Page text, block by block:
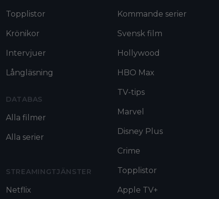
Topplistor
Krönikor
Intervjuer
Långläsning
DATABAS
Alla filmer
Alla serier
STREAMINGTJÄNSTER
Netflix
Kommande serier
Svensk film
Hollywood
HBO Max
TV-tips
Marvel
Disney Plus
Crime
Topplistor
Apple TV+